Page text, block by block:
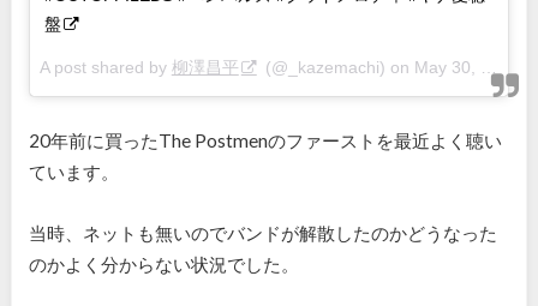
盤
A post shared by 柳澤昌平 (@_kazemachi) on May 30, 2018 at 1:42am PDT
20年前に買ったThe Postmenのファーストを最近よく聴い
ています。
当時、ネットも無いのでバンドが解散したのかどうなった
のかよく分からない状況でした。